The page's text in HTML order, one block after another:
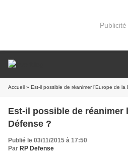
Publicité
Accueil » Est-il possible de réanimer l’Europe de la
Est-il possible de réanimer
Défense ?
Publié le 03/11/2015 à 17:50
Par RP Defense